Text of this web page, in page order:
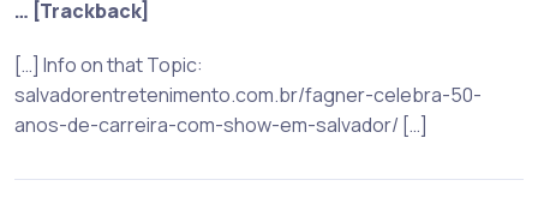
… [Trackback]
[…] Info on that Topic:
salvadorentretenimento.com.br/fagner-celebra-50-
anos-de-carreira-com-show-em-salvador/ […]